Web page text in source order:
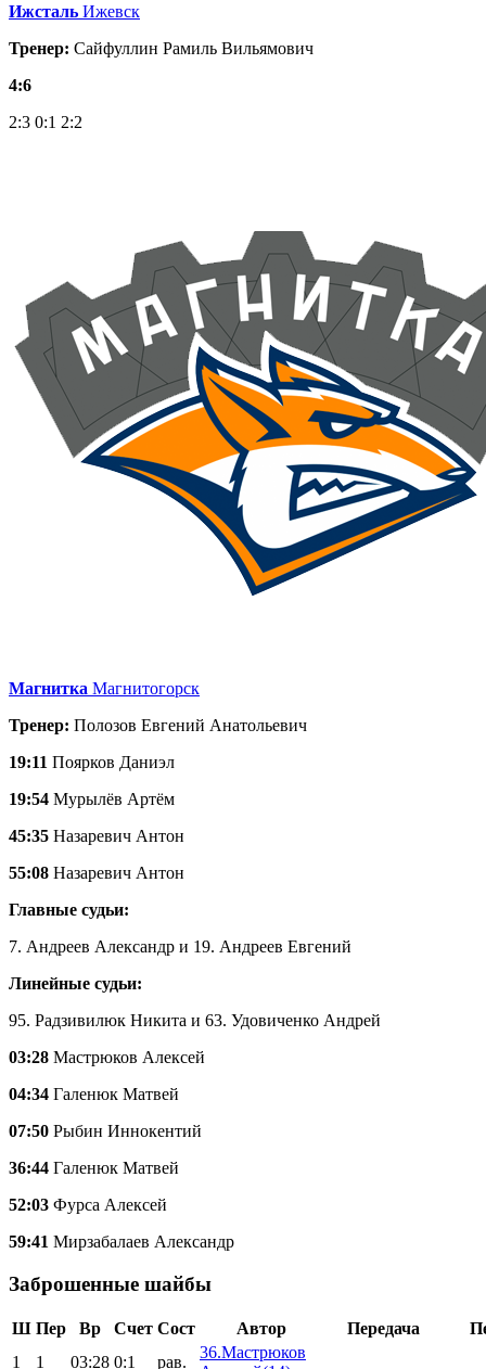
Ижсталь Ижевск
Тренер: Сайфуллин Рамиль Вильямович
4:6
2:3 0:1 2:2
Магнитка Магнитогорск
Тренер: Полозов Евгений Анатольевич
19:11 Поярков Даниэл
19:54 Мурылёв Артём
45:35 Назаревич Антон
55:08 Назаревич Антон
Главные судьи:
7. Андреев Александр и 19. Андреев Евгений
Линейные судьи:
95. Радзивилюк Никита и 63. Удовиченко Андрей
03:28 Мастрюков Алексей
04:34 Галенюк Матвей
07:50 Рыбин Иннокентий
36:44 Галенюк Матвей
52:03 Фурса Алексей
59:41 Мирзабалаев Александр
Заброшенные шайбы
Ш Пер Вр Счет Сост Автор Передача
1
1 03:28 0:1 рав.
36.Мастрюков